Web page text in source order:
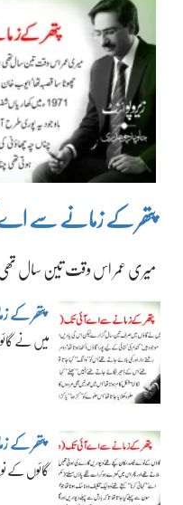
پتھر کے زمانے سے
میری عمر اس وقت تین سال
پتھر
میں نے
پتھر
گائوں کے